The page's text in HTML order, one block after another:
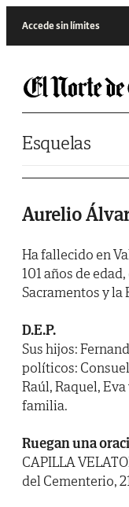
Accede sin límites
Esquelas
Aurelio
Ha fallecido en
101 años de
Sacramentos y
D.E.P.
Sus hijos:
políticos:
Raúl, Raquel,
familia.
Ruegan una
CAPILLA
del Cementerio,